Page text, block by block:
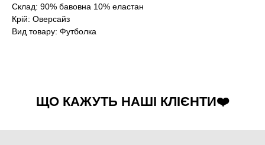
Склад: 90% бавовна 10% еластан
Крій: Оверсайз
Вид товару: Футболка
ЩО КАЖУТЬ НАШІ КЛІЄНТИ❤️